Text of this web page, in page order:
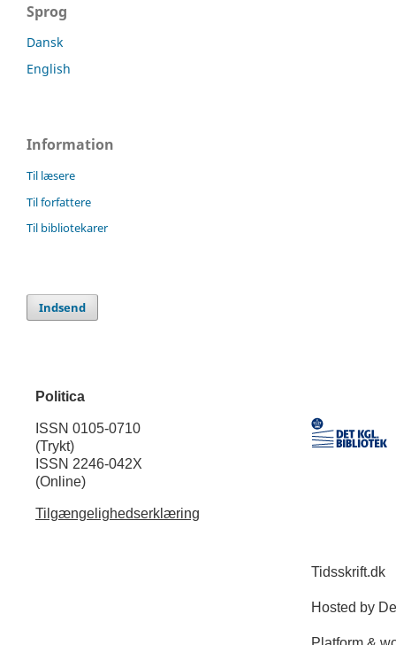
Sprog
Dansk
English
Information
Til læsere
Til forfattere
Til bibliotekarer
Indsend
Politica
ISSN 0105-0710
(Trykt)
ISSN 2246-042X
(Online)
Tilgængelighedserklæring